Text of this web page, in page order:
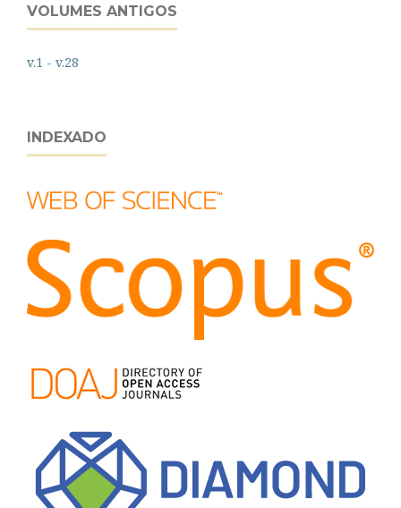
VOLUMES ANTIGOS
v.1 - v.28
INDEXADO